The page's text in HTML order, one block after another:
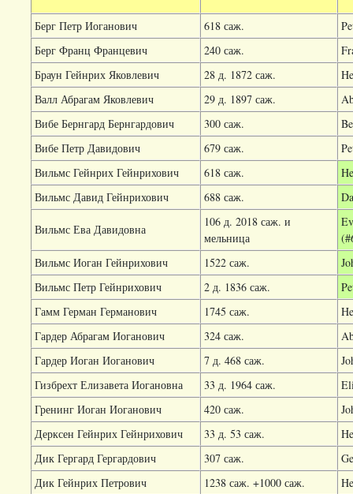
Берг Петр Иоганович 618 саж.
Берг Франц Францевич
240 саж.
Браун Гейнрих Яковлевич
28 д. 1872 саж.
Валл Абрагам Яковлевич
29 д. 1897 саж.
Вибе Бернгард Бернгардович
300 саж.
Вибе Петр Давидович
679 саж.
Вильмс Гейнрих Гейнрихович
618 саж.
Вильмс Давид Гейнрихович
688 саж.
Вильмс Ева Давидовна
106 д. 2018 саж. и
мельница
Вильмс Иоган Гейнрихович
1522 саж.
Вильмс Петр Гейнрихович
2 д. 1836 саж.
Гамм Герман Германович
1745 саж.
Гардер Абрагам Иоганович
324 саж.
Гардер Иоган Иоганович
7 д. 468 саж.
Гизбрехт Елизавета Иогановна
33 д. 1964 саж.
Гренинг Иоган Иоганович
420 саж.
Дерксен Гейнрих Гейнрихович
33 д. 53 саж.
Дик Гергард Гергардович
307 саж.
Дик Гейнрих Петрович
1238 саж. +1000 саж.